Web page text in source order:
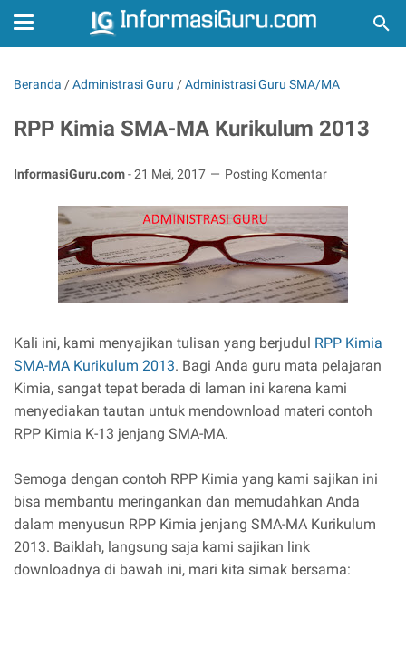
Beranda /Administrasi Guru /Administrasi Guru SMA/MA
RPP Kimia SMA-MA Kurikulum 2013
InformasiGuru.com-21 Mei, 2017 Posting Komentar
Kali ini, kami menyajikan tulisan yang berjudul RPP Kimia
SMA-MA Kurikulum 2013. Bagi Anda guru mata pelajaran
Kimia, sangat tepat berada di laman ini karena kami
menyediakan tautan untuk mendownload materi contoh
RPP Kimia K-13 jenjang SMA-MA.
Semoga dengan contoh RPP Kimia yang kami sajikan ini
bisa membantu meringankan dan memudahkan Anda
dalam menyusun RPP Kimia jenjang SMA-MA Kurikulum
2013. Baiklah, langsung saja kami sajikan link
downloadnya di bawah ini, mari kita simak bersama: